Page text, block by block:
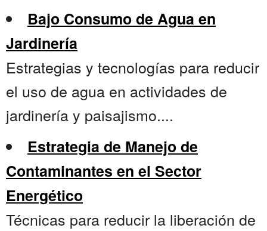
Bajo Consumo de Agua en
Jardinería
Estrategias y tecnologías para reducir
el uso de agua en actividades de
jardinería y paisajismo....
Estrategia de Manejo de
Contaminantes en el Sector
Energético
Técnicas para reducir la liberación de